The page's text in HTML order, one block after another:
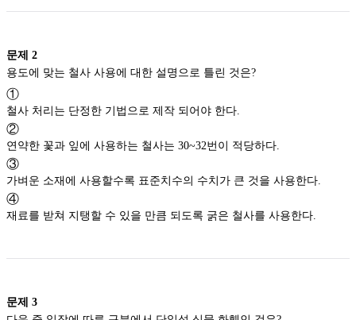
문제 2
①
철사 처리는 단정한 기법으로 제작 되어야 한다.
②
연약한 꽃과 잎에 사용하는 철사는 30~32번이 적당하다.
③
가벼운 소재에 사용할수록 표준치수의 수치가 큰 것을 사용한다.
④
재료를 받쳐 지탱할 수 있을 만큼 되도록 굵은 철사를 사용한다.
문제 3